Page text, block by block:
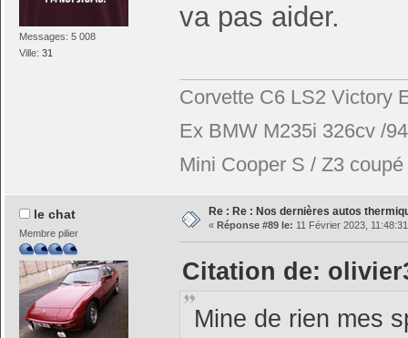
Messages: 5 008
Ville:31
va pas aider.
Corvette C6 LS2 Victory
Ex BMW M235i 326cv /
Mini Cooper S / Z3
le chat
Membre pilier
Re : Re : Nos dernières autos
« Réponse #89 le: 11 Février 2023,
Citation de:
Mine de rien mes